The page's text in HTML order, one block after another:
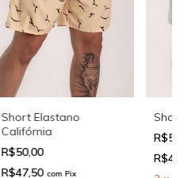
Short Elastano
Califórnia
R$50,00
R$47,50 com Pix